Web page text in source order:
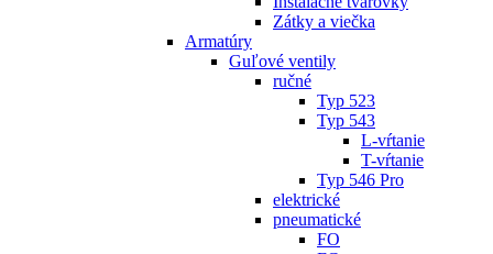
Zátky a viečka
Armatúry
Guľové ventily
ručné
Typ 523
Typ 543
L-vŕtanie
T-vŕtanie
Typ 546 Pro
elektrické
pneumatické
FO